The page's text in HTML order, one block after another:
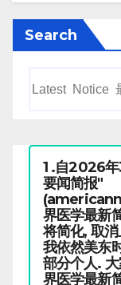
Search
1 .自2026
要闻简报"
界医学最
将简化, 取
我依然美东
部分个人.
界医学最新